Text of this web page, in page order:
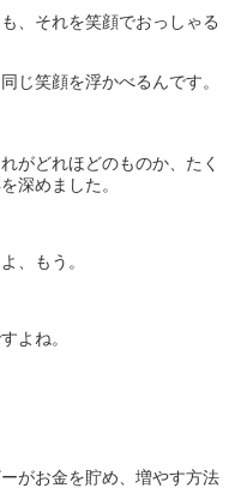
、それを笑顔でおっしゃる
じ笑顔を浮かべるんです。
がどれほどのものか、たく
深めました。
、もう。
よね。
がお金を貯め、増やす方法